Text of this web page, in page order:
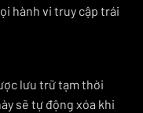
hành vi truy cập trái
lưu trữ tạm thời
sẽ tự động xóa khi